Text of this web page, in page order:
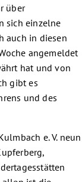
über
sich einzelne
auch in diesen
angemeldet
hat und von
gibt es
und des
e. V. neun